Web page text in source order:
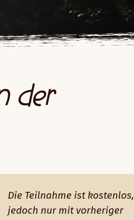
der
Die Teilnahme ist kostenlos,
jedoch nur mit vorheriger